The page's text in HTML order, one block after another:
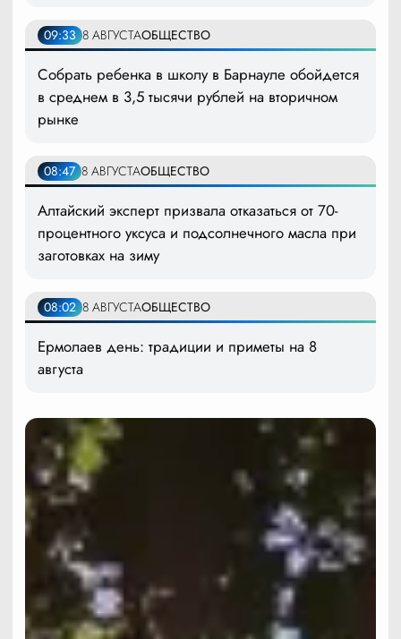
09:33 8 АВГУСТАОБЩЕСТВО
Собрать ребенка в школу в Барнауле обойдется
в среднем в 3,5 тысячи рублей на вторичном
рынке
08:47 8 АВГУСТАОБЩЕСТВО
Алтайский эксперт призвала отказаться от 70-
процентного уксуса и подсолнечного масла при
заготовках на зиму
08:02 8 АВГУСТАОБЩЕСТВО
Ермолаев день: традиции и приметы на 8
августа